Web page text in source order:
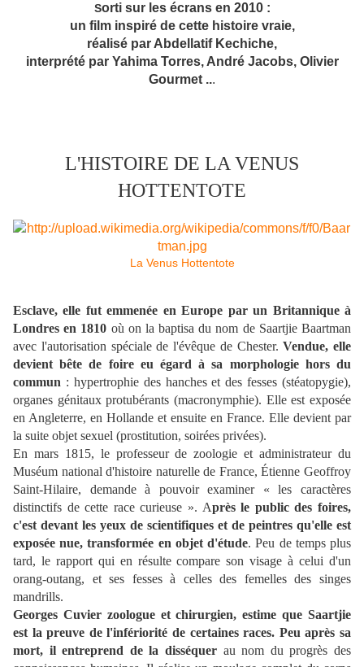
Sorti sur les écrans en 2010 :
un film inspiré de cette histoire vraie,
réalisé par Abdellatif Kechiche,
interprété par Yahima Torres, André Jacobs, Olivier
Gourmet ...
L'HISTOIRE DE LA VENUS
HOTTENTOTE
La Venus Hottentote
Esclave, elle fut emmenée en Europe par un Britannique à
Londres en 1810 où on la baptisa du nom de Saartjie Baartman
avec l'autorisation spéciale de l'évêque de Chester.Vendue, elle
devient bête de foire eu égard à sa morphologie hors du
commun : hypertrophie des hanches et des fesses (stéatopygie),
organes génitaux protubérants (macronymphie). Elle est exposée
en Angleterre, en Hollande et ensuite en France. Elle devient par
la suite objet sexuel (prostitution, soirées privées).
En mars 1815, le professeur de zoologie et administrateur du
Muséum national d'histoire naturelle de France, Étienne Geoffroy
Saint-Hilaire, demande à pouvoir examiner « les caractères
distinctifs de cette race curieuse ». Après le public des foires,
c'est devant les yeux de scientifiques et de peintres qu'elle est
exposée nue, transformée en objet d'étude. Peu de temps plus
tard, le rapport qui en résulte compare son visage à celui d'un
orang-outang, et ses fesses à celles des femelles des singes
mandrills.
Georges Cuvier zoologue et chirurgien, estime que Saartjie
est la preuve de l'infériorité de certaines races. Peu après sa
mort, il entreprend de la disséquer au nom du progrès des